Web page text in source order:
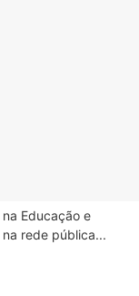
Educação e
rede pública...